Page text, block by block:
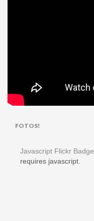
FOTOS!
Javascript Flickr Badge
requires javascript.